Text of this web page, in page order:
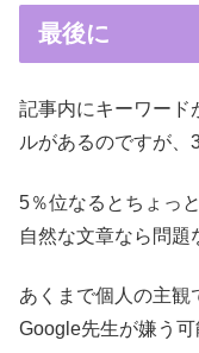
最後に
記事内にキーワード
ルがあるのですが、
5％位なるとちょっ
自然な文章なら問題
あくまで個人の主観
Google先生が嫌う可